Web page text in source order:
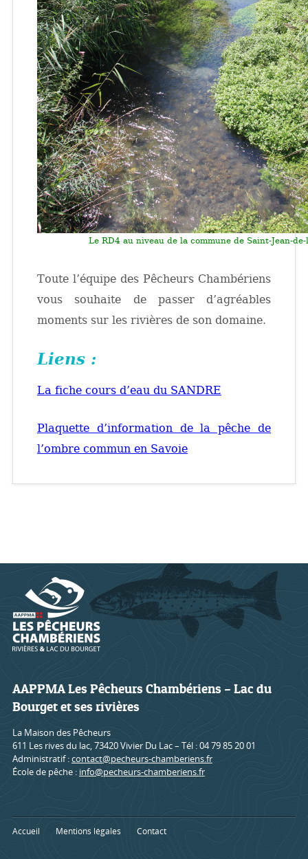
Le RD4 au niveau de la commune de Saint-Jean-
Toute l’équipe des Pêcheurs Chambériens
vous souhaite de passer d’agréables
moments sur les rivières de son domaine.
Liens :
La fiche cours d’eau du SANDRE
Plaquette d’information de la pêche de
l’ombre commun en Savoie
AAPPMA Les Pêcheurs Chambériens – Lac du
Bourget et ses rivières
La Maison des Pêcheurs
611 Les rives du lac, 73420 Vivier Du Lac – Tél : 04 79 85 20 01
Administratif :contact@pecheurs-chamberiens.fr
École de pêche : info@pecheurs-chamberiens.fr
Accueil Mentions légales Contact